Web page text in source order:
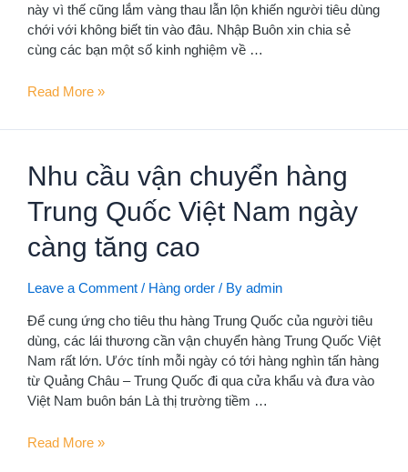
này vì thế cũng lắm vàng thau lẫn lộn khiến người tiêu dùng
chới với không biết tin vào đâu. Nhập Buôn xin chia sẻ
cùng các bạn một số kinh nghiệm về …
Order
gì?
vội
order
hàng
bạn
đọc
viết
này
Read More »
Nhu cầu vận chuyển hàng
Trung Quốc Việt Nam ngày
càng tăng cao
Leave a Comment / Hàng order / By admin
Để cung ứng cho tiêu thu hàng Trung Quốc của người tiêu
dùng, các lái thương cần vận chuyển hàng Trung Quốc Việt
Nam rất lớn. Ước tính mỗi ngày có tới hàng nghìn tấn hàng
từ Quảng Châu – Trung Quốc đi qua cửa khẩu và đưa vào
Việt Nam buôn bán Là thị trường tiềm …
Nhu
Read More »